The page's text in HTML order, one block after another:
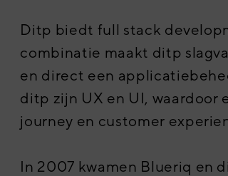
Ditp biedt full stack
combinatie maakt ditp
en direct een
ditp zijn UX en UI, waardoor
journey en customer
In 2007 kwamen Blueriq en